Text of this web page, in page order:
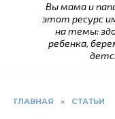
Вы мама и
этот ресурс
на темы:
ребенка,
ГЛАВНАЯ » СТАТЬИ